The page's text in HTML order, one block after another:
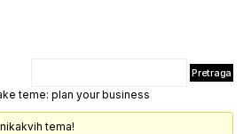
teme: plan your business
tema!